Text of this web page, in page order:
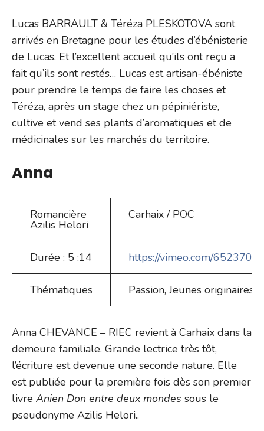
Lucas BARRAULT & Téréza PLESKOTOVA sont
arrivés en Bretagne pour les études d’ébénisterie
de Lucas. Et l’excellent accueil qu’ils ont reçu a
fait qu’ils sont restés… Lucas est artisan-ébéniste
pour prendre le temps de faire les choses et
Téréza, après un stage chez un pépiniériste,
cultive et vend ses plants d’aromatiques et de
médicinales sur les marchés du territoire.
Anna
Romancière
Azilis Helori
Carhaix / POC
Durée : 5 :14 https://vimeo.com/
Thématiques Passion, Jeunes originaires
Anna CHEVANCE – RIEC revient à Carhaix dans la
demeure familiale. Grande lectrice très tôt,
l’écriture est devenue une seconde nature. Elle
est publiée pour la première fois dès son premier
livre Anien Don entre deux mondes sous le
pseudonyme Azilis Helori..